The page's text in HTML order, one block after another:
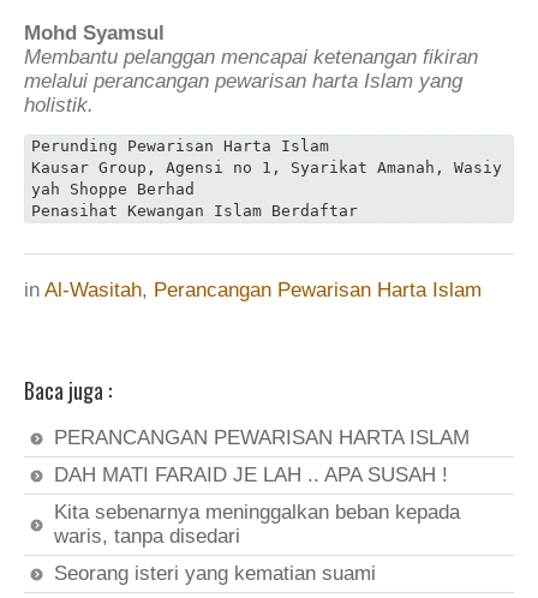
Mohd Syamsul
Membantu pelanggan mencapai ketenangan fikiran
melalui perancangan pewarisan harta Islam yang
holistik.
Perunding Pewarisan Harta Islam
Kausar Group, Agensi no 1, Syarikat Amanah, Wasiy
yah Shoppe Berhad
Penasihat Kewangan Islam Berdaftar
in Al-Wasitah, Perancangan Pewarisan Harta Islam
Baca juga :
PERANCANGAN PEWARISAN HARTA ISLAM
DAH MATI FARAID JE LAH .. APA SUSAH !
Kita sebenarnya meninggalkan beban kepada
waris, tanpa disedari
Seorang isteri yang kematian suami